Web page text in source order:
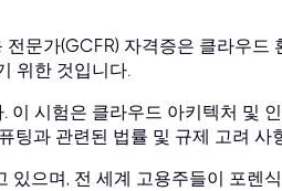
문가(GCFR) 자격증은 클라우드
위한 것입니다.
시험은 클라우드 아키텍처 및
팅과 관련된 법률 및 규제 고려 사
으며, 전 세계 고용주들이 포렌